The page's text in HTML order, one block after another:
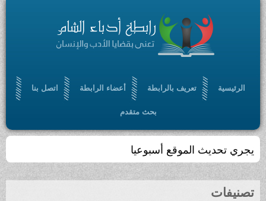
الرئيسية تعريف بالرابطة أعضاء الرابطة اتصل بنا
بحث متقدم
يجري تحديث الموقع أسبوعيا
تصنيفات